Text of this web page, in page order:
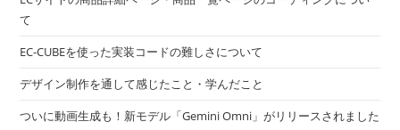
て
EC-CUBEを使った実装コードの難しさについて
デザイン制作を通して感じたこと・学んだこと
ついに動画生成も！新モデル「Gemini Omni」がリリースされました